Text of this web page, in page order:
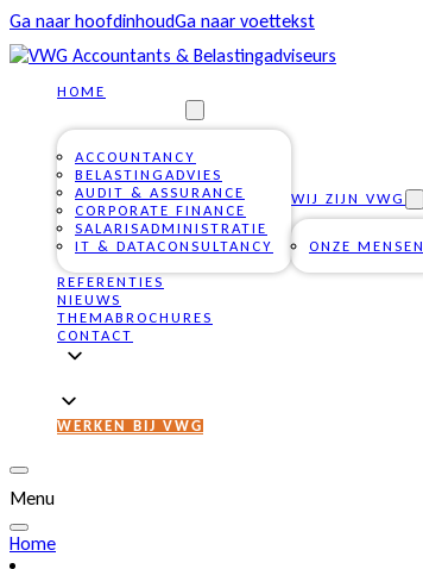
Ga naar hoofdinhoudGa naar voettekst
HOME
ACCOUNTANCY
BELASTINGADVIES
AUDIT & ASSURANCE
CORPORATE FINANCE
SALARISADMINISTRATIE
IT & DATACONSULTANCY
WIJ ZIJN VWG
ONZE MENSEN
REFERENTIES
NIEUWS
THEMABROCHURES
CONTACT
WERKEN BIJ VWG
Menu
Home